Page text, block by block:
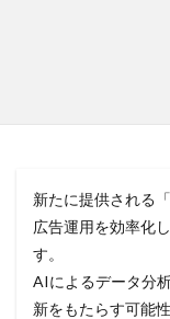
新たに提供される
広告運用を効率化
す。
AIによるデータ分
新をもたらす可能